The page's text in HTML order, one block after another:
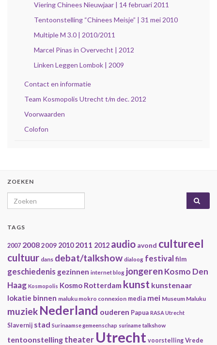
Viering Chinees Nieuwjaar | 14 februari 2011
Tentoonstelling “Chinees Meisje” | 31 mei 2010
Multiple M 3.0 | 2010/2011
Marcel Pinas in Overvecht | 2012
Linken Leggen Lombok | 2009
Contact en informatie
Team Kosmopolis Utrecht t/m dec. 2012
Voorwaarden
Colofon
ZOEKEN
Search for:
TAGS
2007 20082009 2010 2011 2012 audio avond cultureel
cultuur dans debat/talkshow dialoog festival film
geschiedenis gezinnen internet blog jongerenKosmo Den
Haag Kosmopolis Kosmo Rotterdam kunst kunstenaar
lokatie binnen maluku mokro connexion media mei Museum Maluku
muziek Nederland ouderen Papua RASA Utrecht
Slavernij stad Surinaamse gemeenschap suriname talkshow
tentoonstelling theater Utrecht voorstelling Vrede